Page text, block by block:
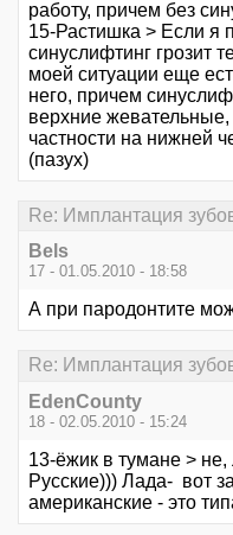
работу, причем без
15-Растишка > Если я
синуслифтинг грозит
моей ситуации еще
него, причем
верхние жевательные,
частности на нижней
(пазух)
Re: Имплантация
Bels
17 - 01.05.2010 - 18:58
А при пародонтите
Re: Имплантация
EdenCounty
18 - 02.05.2010 - 15:24
13-ёжик в тумане >
Русские))) Лада- вот
американские - это